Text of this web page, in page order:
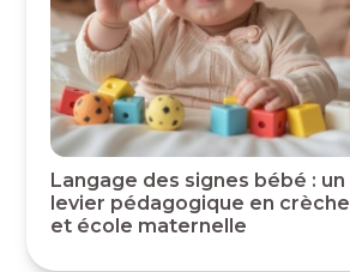
Langage des signes bébé : un
levier pédagogique en crèche
et école maternelle